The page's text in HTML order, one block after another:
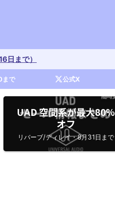
まで）
で 公式X
UAD 空間系が最大80%
オフ
リバーブ/ディレイ・8月31日まで